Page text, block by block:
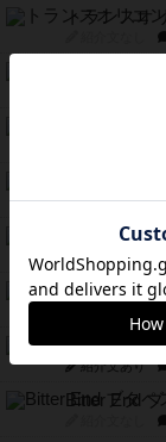
トランスオ
キャプテン
紹介文あり
エコーズ・
紹介文なし
スカルキン
海兵隊
紹介文あり
Bitter End